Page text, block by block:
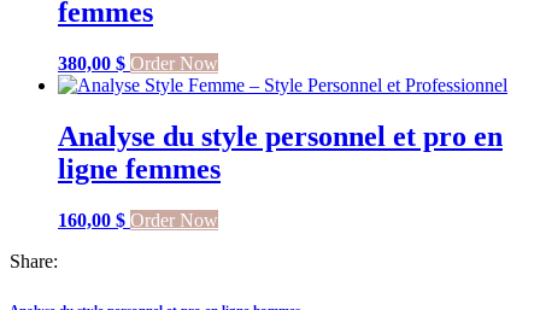
femmes
380,00 $ Order Now
Analyse du style personnel et pro en
ligne femmes
160,00 $ Order Now
Share: